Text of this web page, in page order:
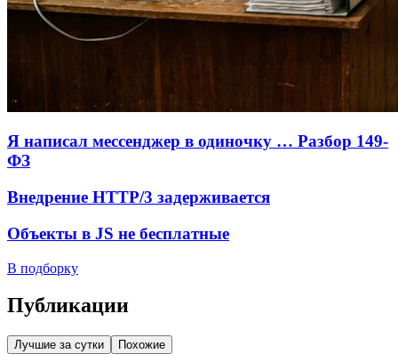
Я написал мессенджер в одиночку … Разбор 149-
ФЗ
Внедрение HTTP/3 задерживается
Объекты в JS не бесплатные
В подборку
Публикации
Лучшие за сутки Похожие